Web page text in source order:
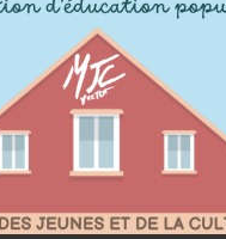
pour les
Téléthon Party à la MJC